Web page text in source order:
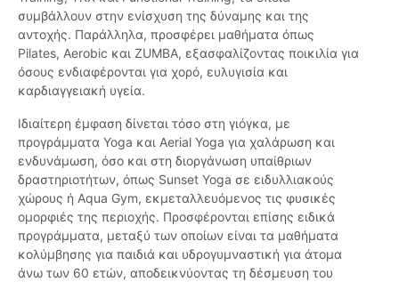
συμβάλλουν στην ενίσχυση της δύναμης και της
αντοχής. Παράλληλα, προσφέρει μαθήματα όπως
Pilates, Aerobic και ZUMBA, εξασφαλίζοντας ποικιλία για
όσους ενδιαφέρονται για χορό, ευλυγισία και
καρδιαγγειακή υγεία.
Ιδιαίτερη έμφαση δίνεται τόσο στη γιόγκα, με
προγράμματα Yoga και Aerial Yoga για χαλάρωση και
ενδυνάμωση, όσο και στη διοργάνωση υπαίθριων
δραστηριοτήτων, όπως Sunset Yoga σε ειδυλλιακούς
χώρους ή Aqua Gym, εκμεταλλευόμενος τις φυσικές
ομορφιές της περιοχής. Προσφέρονται επίσης ειδικά
προγράμματα, μεταξύ των οποίων είναι τα μαθήματα
κολύμβησης για παιδιά και υδρογυμναστική για άτομα
άνω των 60 ετών, αποδεικνύοντας τη δέσμευση του